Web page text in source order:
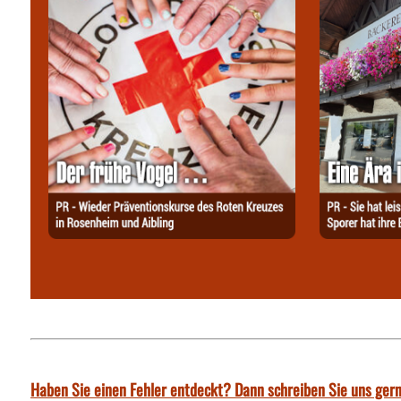
Haben Sie einen Fehler entdeckt? Dann schreiben Sie uns